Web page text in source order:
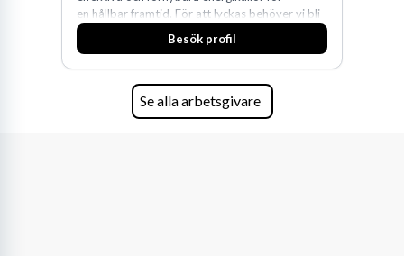
en hållbar framtid. För att lyckas behöver vi bli
fler medarbetare som vill göra skillnad.
Besök profil
Se alla arbetsgivare